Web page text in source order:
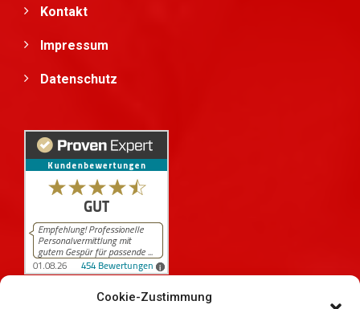
Cookie-Zustimmung
Kontakt
Impressum
Datenschutz